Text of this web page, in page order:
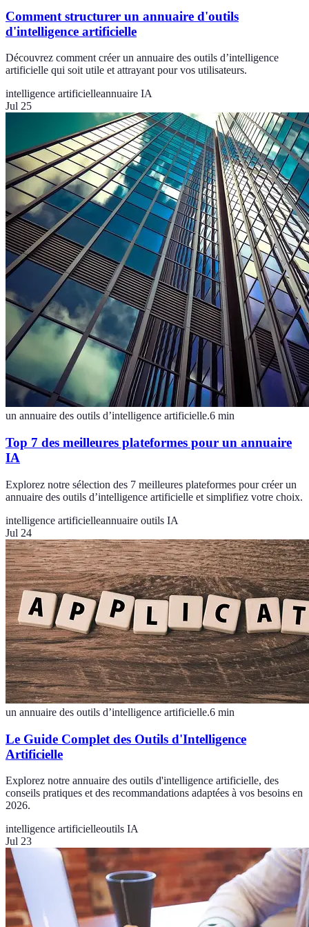
Comment structurer un annuaire d'outils
d'intelligence artificielle
Découvrez comment créer un annuaire des outils d’intelligence
artificielle qui soit utile et attrayant pour vos utilisateurs.
intelligence artificielleannuaire IA
Jul 25
un annuaire des outils d’intelligence artificielle.6 min
Top 7 des meilleures plateformes pour un annuaire
IA
Explorez notre sélection des 7 meilleures plateformes pour créer un
annuaire des outils d’intelligence artificielle et simplifiez votre choix.
intelligence artificielleannuaire outils IA
Jul 24
un annuaire des outils d’intelligence artificielle.6 min
Le Guide Complet des Outils d'Intelligence
Artificielle
Explorez notre annuaire des outils d'intelligence artificielle, des
conseils pratiques et des recommandations adaptées à vos besoins en
2026.
intelligence artificielleoutils IA
Jul 23